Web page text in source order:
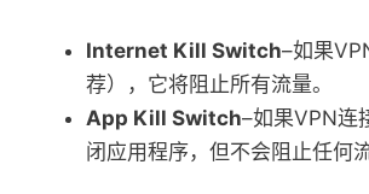
Internet Kill Switch–如果
荐），它将阻止所有流量。
App Kill Switch–如果VPN连
闭应用程序，但不会阻止任何流